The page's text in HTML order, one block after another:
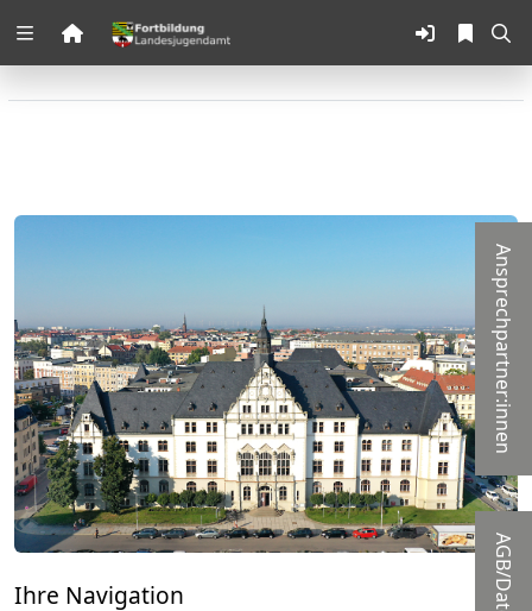
Zuklappen
Loading
Loading
Loading Ansprechpartner:innen
Ihre Navigation